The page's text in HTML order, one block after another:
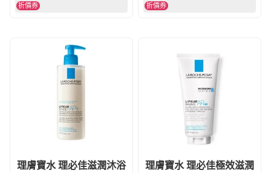
折價券 折價券
理膚寶水 理必佳滋潤沐浴 理膚寶水 理必佳極效滋潤